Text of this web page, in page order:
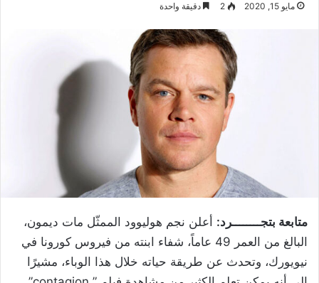
مايو 15, 2020 2 دقيقة واحدة
متابعة بتجــــــــرد: أعلن نجم هوليوود الممثّل مات ديمون،
البالغ من العمر 49 عاماً، شفاء ابنته من فيروس كورونا في
نيويورك، وتحدث عن طريقة حياته خلال هذا الوباء، مشيرًا